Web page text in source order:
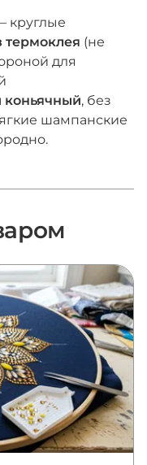
круглые
термоклея (не
для
коньячный, без
шампанские